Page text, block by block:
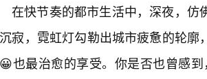
在快节奏的都市生活中，深夜，仿
寂，霓虹灯勾勒出城市疲惫的轮
也最治愈的享受。你是否也曾感